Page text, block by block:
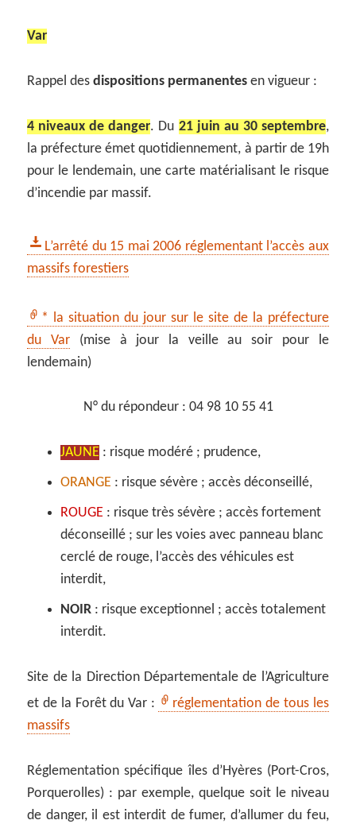
Var
Rappel desdispositions permanentes en vigueur :
4 niveaux de danger. Du 21 juin au 30 septembre,
la préfecture émet quotidiennement, à partir de 19h
pour le lendemain, une carte matérialisant le risque
d’incendie par massif.
L’arrêté du 15 mai 2006 réglementant l’accès aux
massifs forestiers
* la situation du jour sur le site de la préfecture
du Var (mise à jour la veille au soir pour le
lendemain)
N° du répondeur : 04 98 10 55 41
JAUNE : risque modéré ; prudence,
ORANGE : risque sévère ; accès déconseillé,
ROUGE : risque très sévère ; accès fortement
déconseillé ; sur les voies avec panneau blanc
cerclé de rouge, l’accès des véhicules est
interdit,
NOIR : risque exceptionnel ; accès totalement
interdit.
Site de la Direction Départementale de l’Agriculture
et de la Forêt du Var :
réglementation de tous les
massifs
Réglementation spécifique îles d’Hyères (Port-Cros,
Porquerolles) : par exemple, quelque soit le niveau
de danger, il est interdit de fumer, d’allumer du feu,